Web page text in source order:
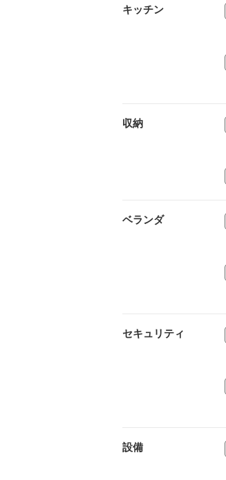
キッチン
収納
ベランダ
セキュリティ
設備